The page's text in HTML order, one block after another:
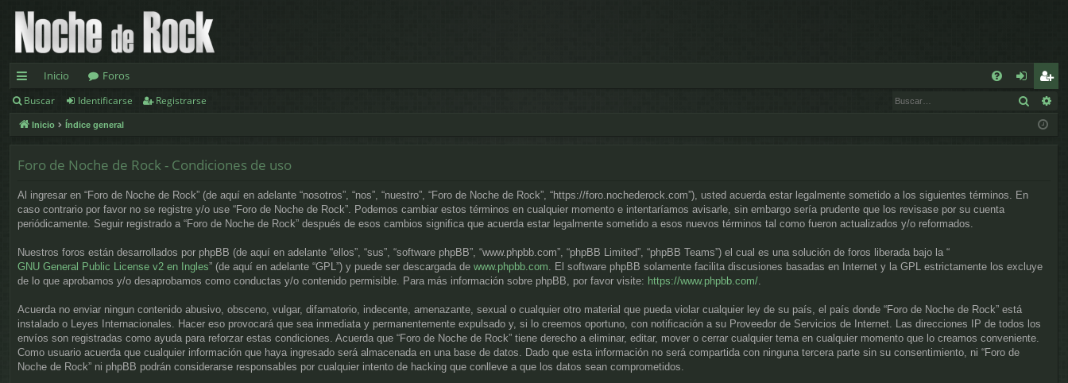
nl
ac
pi
d
os
Inicio
Foros
de
eg
ist
Buscar Identificarse Registrarse Buscar
Inicio Índice general
Foro de Noche de Rock - Condiciones de uso
Al ingresar en “Foro de Noche de Rock” (de aquí en adelante “nosotros”, “nos”, “nuestro”, “Foro de Noche de Rock”, “https://foro.nochederock.com”), usted acuerda estar legalmente sometido a los siguientes términos. En
caso contrario por favor no se registre y/o use “Foro de Noche de Rock”. Podemos cambiar estos términos en cualquier momento e intentaríamos avisarle, sin embargo sería prudente que los revisase por su cuenta
periódicamente. Seguir registrado a “Foro de Noche de Rock” después de esos cambios significa que acuerda estar legalmente sometido a esos nuevos términos tal como fueron actualizados y/o reformados.
Nuestros foros están desarrollados por phpBB (de aquí en adelante “ellos”, “sus”, “software phpBB”, “www.phpbb.com”, “phpBB Limited”, “phpBB Teams”) el cual es una solución de foros liberada bajo la “
GNU General Public License v2 en Ingles” (de aquí en adelante “GPL”) y puede ser descargada de www.phpbb.com . El software phpBB solamente facilita discusiones basadas en Internet y la GPL estrictamente los excluye
de lo que aprobamos y/o desaprobamos como conductas y/o contenido permisible. Para más información sobre phpBB, por favor visite: https://www.phpbb.com/
Acuerda no enviar ningun contenido abusivo, obsceno, vulgar, difamatorio, indecente, amenazante, sexual o cualquier otro material que pueda violar cualquier ley de su país, el país donde “Foro de Noche de Rock” está
instalado o Leyes Internacionales. Hacer eso provocará que sea inmediata y permanentemente expulsado y, si lo creemos oportuno, con notificación a su Proveedor de Servicios de Internet. Las direcciones IP de todos los
envíos son registradas como ayuda para reforzar estas condiciones. Acuerda que “Foro de Noche de Rock” tiene derecho a eliminar, editar, mover o cerrar cualquier tema en cualquier momento que lo creamos conveniente.
Como usuario acuerda que cualquier información que haya ingresado será almacenada en una base de datos. Dado que esta información no será compartida con ninguna tercera parte sin su consentimiento, ni “Foro de
Noche de Rock” ni phpBB podrán considerarse responsables por cualquier intento de hacking que conlleve a que los datos sean comprometidos.